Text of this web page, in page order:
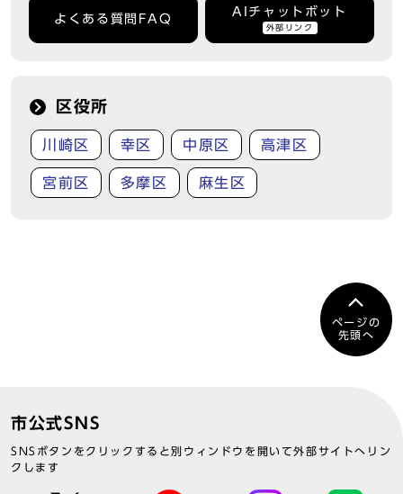
よくある質問FAQ
AIチャットボット
外部リンク
区役所
川崎区 幸区 中原区 高津区
宮前区 多摩区 麻生区
ページの
先頭へ
市公式SNS
SNSボタンをクリックすると別ウィンドウを開いて外部サイトへリン
クします